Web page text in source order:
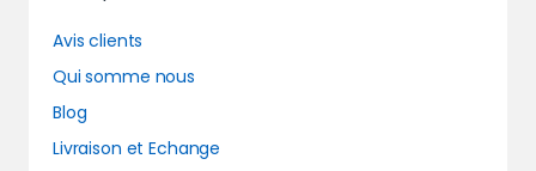
Avis clients
Qui somme nous
Blog
Livraison et Echange